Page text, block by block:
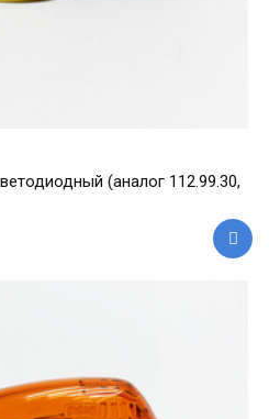
(аналог 112.99.30,